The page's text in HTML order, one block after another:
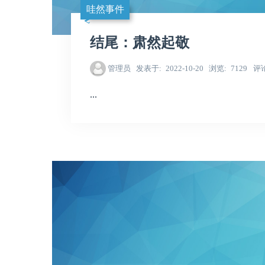
哇然事件
结尾：肃然起敬
管理员 发表于 2022-10-20 浏览 7129 评
...